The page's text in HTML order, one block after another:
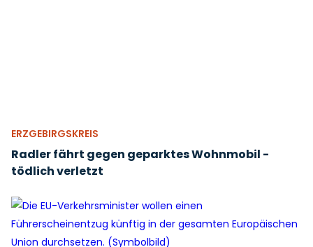
ERZGEBIRGSKREIS
Radler fährt gegen geparktes Wohnmobil -
tödlich verletzt